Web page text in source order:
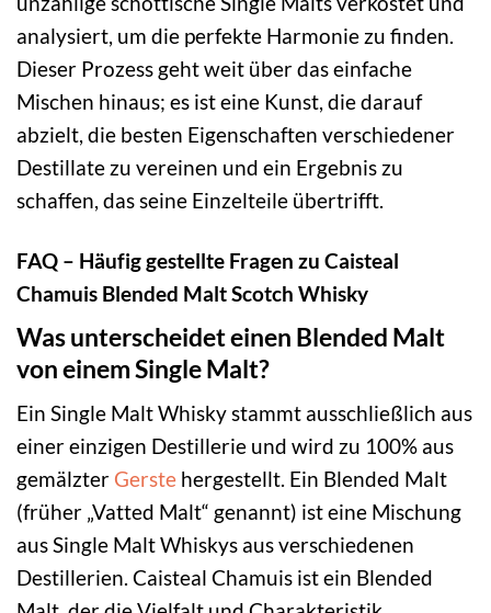
analysiert, um die perfekte Harmonie zu finden.
Dieser Prozess geht weit über das einfache
Mischen hinaus; es ist eine Kunst, die darauf
abzielt, die besten Eigenschaften verschiedener
Destillate zu vereinen und ein Ergebnis zu
schaffen, das seine Einzelteile übertrifft.
FAQ – Häufig gestellte Fragen zu Caisteal
Chamuis Blended Malt Scotch Whisky
Was unterscheidet einen Blended Malt
von einem Single Malt?
Ein Single Malt Whisky stammt ausschließlich aus
einer einzigen Destillerie und wird zu 100% aus
gemälzter Gerste hergestellt. Ein Blended Malt
(früher „Vatted Malt“ genannt) ist eine Mischung
aus Single Malt Whiskys aus verschiedenen
Destillerien. Caisteal Chamuis ist ein Blended